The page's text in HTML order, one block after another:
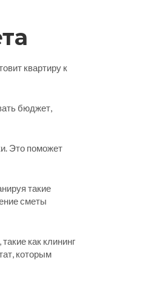
квартиру к
бюджет,
Это поможет
такие
сметы
как клининг
которым